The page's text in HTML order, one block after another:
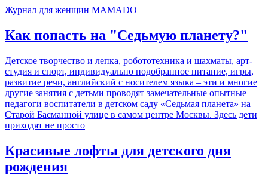
Журнал для женщин MAMADO
Как попасть на "Седьмую планету?"
Детское творчество и лепка, робототехника и шахматы, арт-
студия и спорт, индивидуально подобранное питание, игры,
развитие речи, английский с носителем языка – эти и многие
другие занятия с детьми проводят замечательные опытные
педагоги воспитатели в детском саду «Седьмая планета» на
Старой Басманной улице в самом центре Москвы. Здесь дети
приходят не просто
Красивые лофты для детского дня
рождения